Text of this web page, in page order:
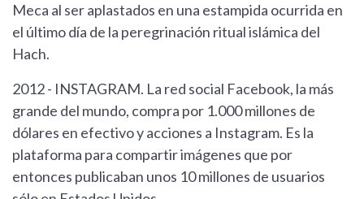
Meca al ser aplastados en una estampida ocurrida en
el último día de la peregrinación ritual islámica del
Hach.
2012 - INSTAGRAM. La red social Facebook, la más
grande del mundo, compra por 1.000 millones de
dólares en efectivo y acciones a Instagram. Es la
plataforma para compartir imágenes que por
entonces publicaban unos 10 millones de usuarios